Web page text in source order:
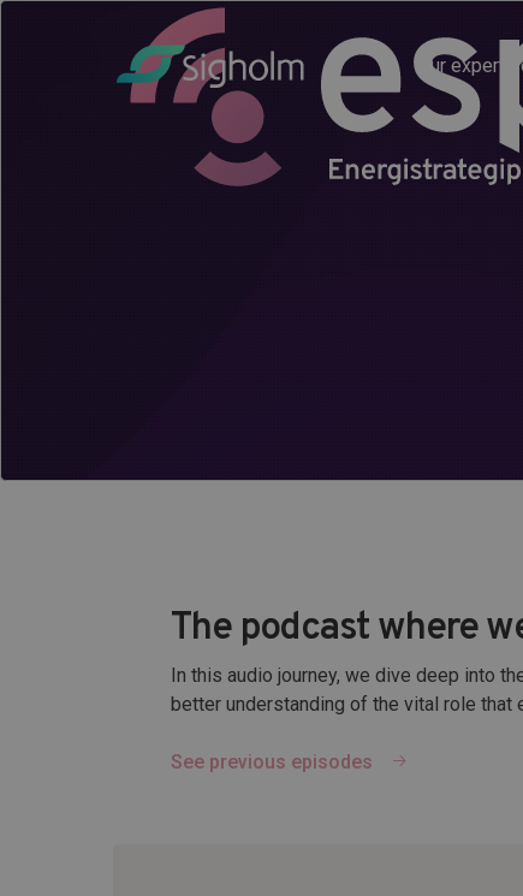
Our
The podcast where
In this audio journey, we dive deep into
better understanding of the vital role that
See previous episodes